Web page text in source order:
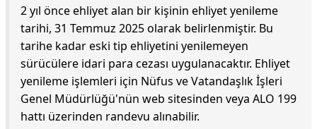
2 yıl önce ehliyet alan bir kişinin ehliyet yenileme
tarihi, 31 Temmuz 2025 olarak belirlenmiştir. Bu
tarihe kadar eski tip ehliyetini yenilemeyen
sürücülere idari para cezası uygulanacaktır. Ehliyet
yenileme işlemleri için Nüfus ve Vatandaşlık İşleri
Genel Müdürlüğü'nün web sitesinden veya ALO 199
hattı üzerinden randevu alınabilir.